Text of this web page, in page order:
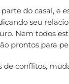
do casal, e
seu
Nem todos
prontos para
conflitos,